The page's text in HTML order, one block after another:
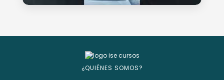
¿QUIÉNES SOMOS?